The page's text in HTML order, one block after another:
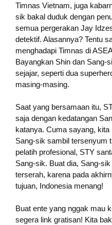
Timnas Vietnam, juga
sik bakal duduk dengan
semua pergerakan Jay
detektif. Alasannya? Tentu
menghadapi Timnas di
Bayangkan Shin dan Sang-
sejajar, seperti dua
masing-masing.
Saat yang bersamaan itu,
saja dengan kedatangan
katanya. Cuma sayang,
Sang-sik sambil tersenyum
pelatih profesional, STY
Sang-sik. Buat dia, Sang-
terserah, karena pada
tujuan, Indonesia menang!
Buat ente yang nggak mau
segera link gratisan! Kita